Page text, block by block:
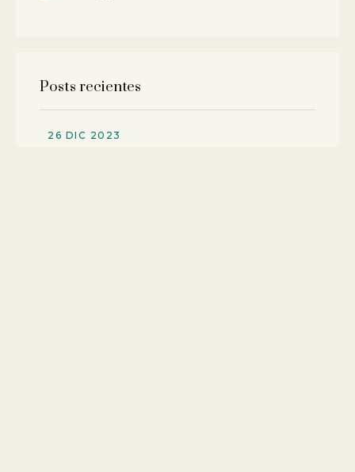
Posts recientes
26 DIC 2023